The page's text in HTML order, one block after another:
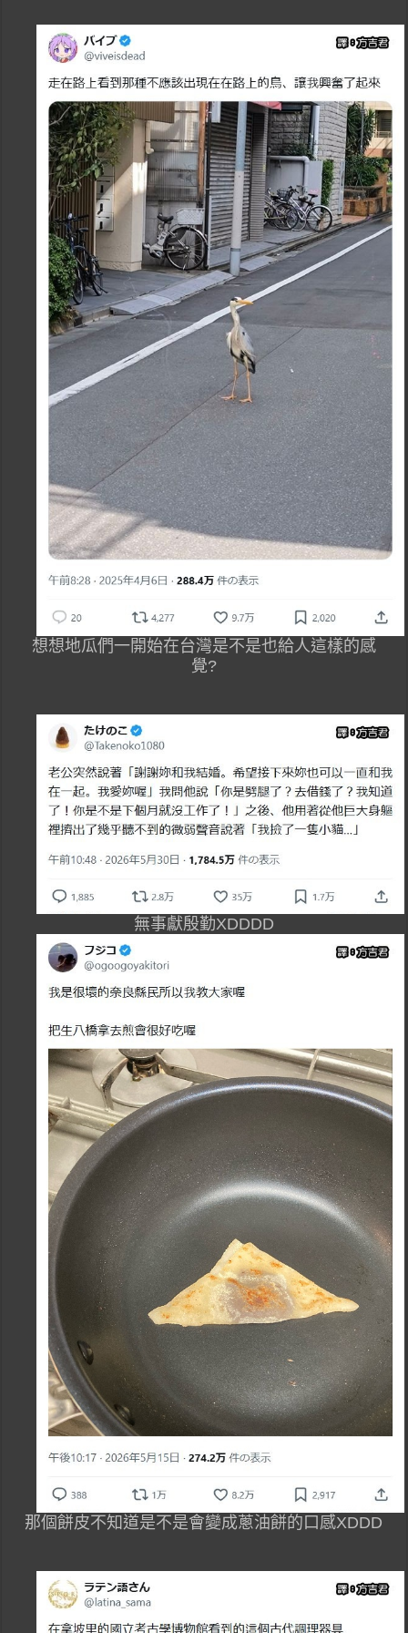
想想地瓜們一開始在台灣是不是也給人這樣的感
覺?
無事獻殷勤XDDDD
那個餅皮不知道是不是會變成蔥油餅的口感XDDD